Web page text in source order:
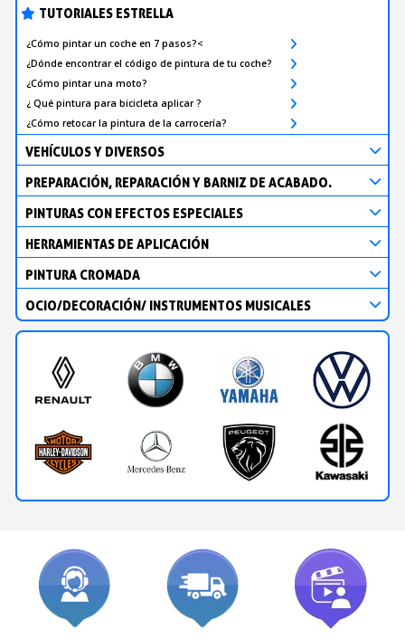
TUTORIALES ESTRELLA
¿Cómo pintar un coche en 7 pasos?<
¿Dónde encontrar el código de pintura de tu coche?
¿Cómo pintar una moto?
¿ Qué pintura para bicicleta aplicar ?
¿Cómo retocar la pintura de la carrocería?
VEHÍCULOS Y DIVERSOS
PREPARACIÓN, REPARACIÓN Y BARNIZ DE ACABADO.
PINTURAS CON EFECTOS ESPECIALES
HERRAMIENTAS DE APLICACIÓN
PINTURA CROMADA
OCIO/DECORACIÓN/ INSTRUMENTOS MUSICALES